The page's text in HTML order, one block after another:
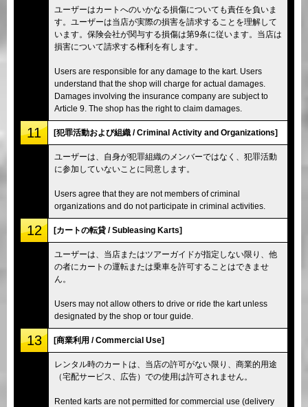
ユーザーはカートへのいかなる損傷についても責任を負いま
す。ユーザーは当店が実際の損害を請求することを理解して
います。保険会社が関与する損傷は第9条に従います。当店は
損害について請求する権利を有します。
Users are responsible for any damage to the kart. Users
understand that the shop will charge for actual damages.
Damages involving the insurance company are subject to
Article 9. The shop has the right to claim damages.
11 [犯罪活動および組織 / Criminal Activity and Organizations]
ユーザーは、自身が犯罪組織のメンバーではなく、犯罪活動
に参加していないことに同意します。
Users agree that they are not members of criminal
organizations and do not participate in criminal activities.
12 [カートの転貸 / Subleasing Karts]
ユーザーは、当店またはツアーガイドが指定しない限り、他
の者にカートの運転または乗車を許可することはできませ
ん。
Users may not allow others to drive or ride the kart unless
designated by the shop or tour guide.
13 [商業利用 / Commercial Use]
レンタル時のカートは、当店の許可がない限り、商業的用途
（宅配サービス、広告）での使用は許可されません。
Rented karts are not permitted for commercial use (delivery